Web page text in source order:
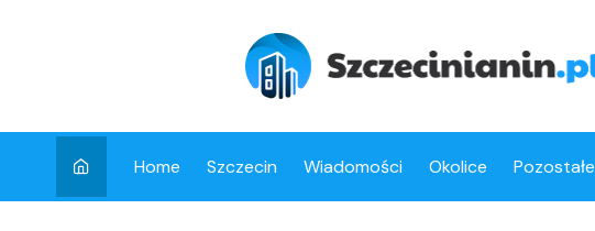
Home Szczecin Wiadomości Okolice Pozostałe